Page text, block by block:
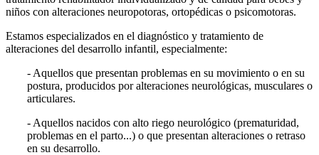
niños con alteraciones neuropotoras, ortopédicas o psicomotoras.
Estamos especializados en el diagnóstico y tratamiento de
alteraciones del desarrollo infantil, especialmente:
- Aquellos que presentan problemas en su movimiento o en su
postura, producidos por alteraciones neurológicas, musculares o
articulares.
- Aquellos nacidos con alto riego neurológico (prematuridad,
problemas en el parto...) o que presentan alteraciones o retraso
en su desarrollo.